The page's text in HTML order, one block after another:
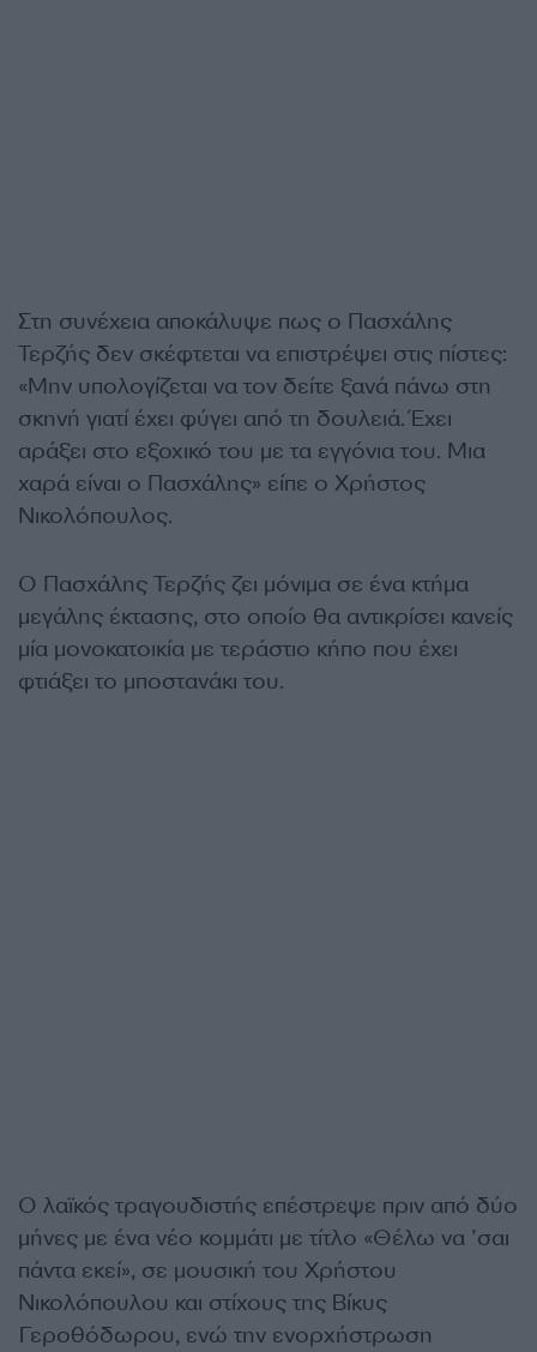
Στη συνέχεια αποκάλυψε πως ο Πασχάλης
Τερζής δεν σκέφτεται να επιστρέψει στις πίστες:
«Μην υπολογίζεται να τον δείτε ξανά πάνω στη
σκηνή γιατί έχει φύγει από τη δουλειά. Έχει
αράξει στο εξοχικό του με τα εγγόνια του. Μια
χαρά είναι ο Πασχάλης» είπε ο Χρήστος
Νικολόπουλος.
Ο Πασχάλης Τερζής ζει μόνιμα σε ένα κτήμα
μεγάλης έκτασης, στο οποίο θα αντικρίσει κανείς
μία μονοκατοικία με τεράστιο κήπο που έχει
φτιάξει το μποστανάκι του.
Ο λαϊκός τραγουδιστής επέστρεψε πριν από δύο
μήνες με ένα νέο κομμάτι με τίτλο «Θέλω να ’σαι
πάντα εκεί», σε μουσική του Χρήστου
Νικολόπουλου και στίχους της Βίκυς
Γεροθόδωρου, ενώ την ενορχήστρωση